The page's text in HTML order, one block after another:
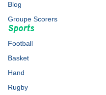
Blog
Groupe Scorers
Sports
Football
Basket
Hand
Rugby